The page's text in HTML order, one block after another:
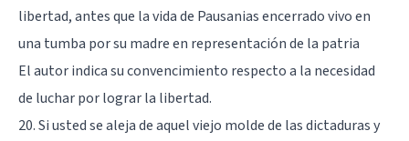
libertad, antes que la vida de Pausanias encerrado vivo en
una tumba por su madre en representación de la patria
El autor indica su convencimiento respecto a la necesidad
de luchar por lograr la libertad.
20. Si usted se aleja de aquel viejo molde de las dictaduras y